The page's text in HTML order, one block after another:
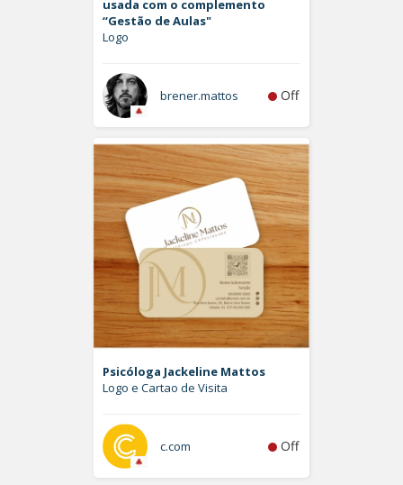
usada com o complemento
“Gestão de Aulas"
Logo
brener.mattos Off
Psicóloga Jackeline Mattos
Logo e Cartao de Visita
c.com Off